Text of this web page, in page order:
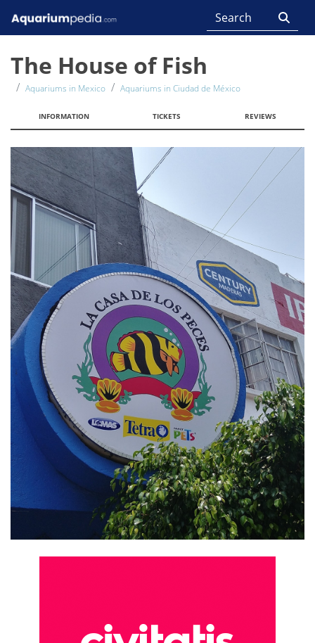
The House of Fish
Aquariums in Mexico Aquariums in Ciudad de México
INFORMATION TICKETS REVIEWS